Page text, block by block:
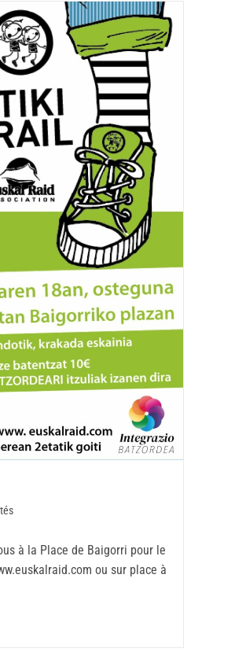
à la Place de Baigorri pour le
ou sur place à